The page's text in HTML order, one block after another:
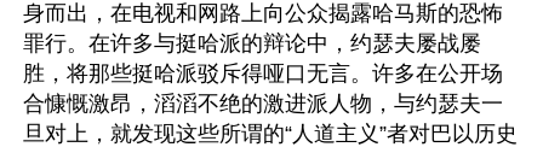
身而出，在电视和网路上向公众揭露哈马斯的恐怖
罪行。在许多与挺哈派的辩论中，约瑟夫屡战屡
胜，将那些挺哈派驳斥得哑口无言。许多在公开场
合慷慨激昂，滔滔不绝的激进派人物，与约瑟夫一
旦对上，就发现这些所谓的“人道主义”者对巴以历史